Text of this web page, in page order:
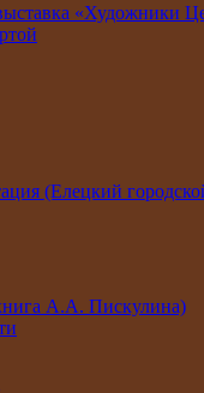
«Художники
(Елецкий
А.А. Пискулина)